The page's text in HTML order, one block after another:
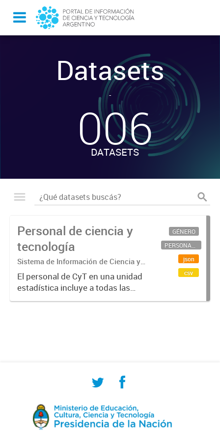
Datasets
-
006
DATASETS
Personal de ciencia y
tecnología
Sistema de Información de Ciencia y
Tecnología Argentino (SICYTAR)
El personal de CyT en una unidad
estadística incluye a todas las
personas involucradas
GÉNERO
PERSONAL CIENTÍFICO-TECNOLÓGICO
json
csv